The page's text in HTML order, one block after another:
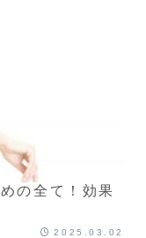
の全て！効果
2025.03.02